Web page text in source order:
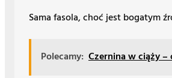
Sama fasola, choć jest bogatym
Polecamy: Czernina w ciąży